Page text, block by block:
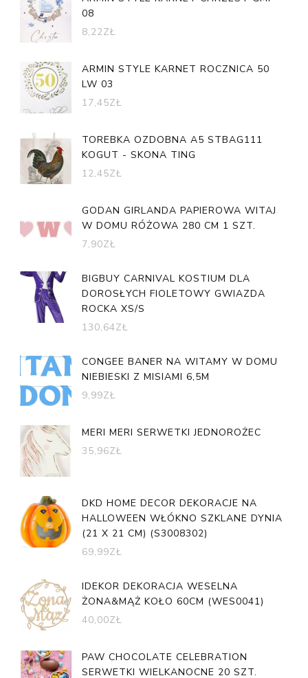
08
8,22ZŁ
ARMIN STYLE KARNET ROCZNICA 50
LW 03
17,45ZŁ
TOREBKA OZDOBNA A5 STBAG111
KOGUT - SKONA TING
12,45ZŁ
GODAN GIRLANDA PAPIEROWA WITAJ
W DOMU RÓŻOWA 280 CM 1 SZT.
7,90ZŁ
BIGBUY CARNIVAL KOSTIUM DLA
DOROSŁYCH FIOLETOWY GWIAZDA
ROCKA XS/S
130,64ZŁ
CONGEE BANER NA WITAMY W DOMU
NIEBIESKI Z MISIAMI 6,5M
9,99ZŁ
MERI MERI SERWETKI JEDNOROŻEC
35,96ZŁ
DKD HOME DECOR DEKORACJE NA
HALLOWEEN WŁÓKNO SZKLANE DYNIA
(21 X 21 CM) (S3008302)
69,99ZŁ
IDEKOR DEKORACJA WESELNA
ŻONA&MĄŻ KOŁO 60CM (WES0041)
40,00ZŁ
PAW CHOCOLATE CELEBRATION
SERWETKI WIELKANOCNE 20 SZT.